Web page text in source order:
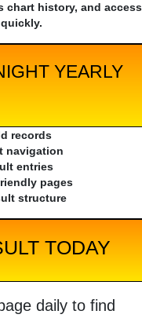
chart history, and access
YEARLY
records
navigation
entries
pages
structure
TODAY
daily to find